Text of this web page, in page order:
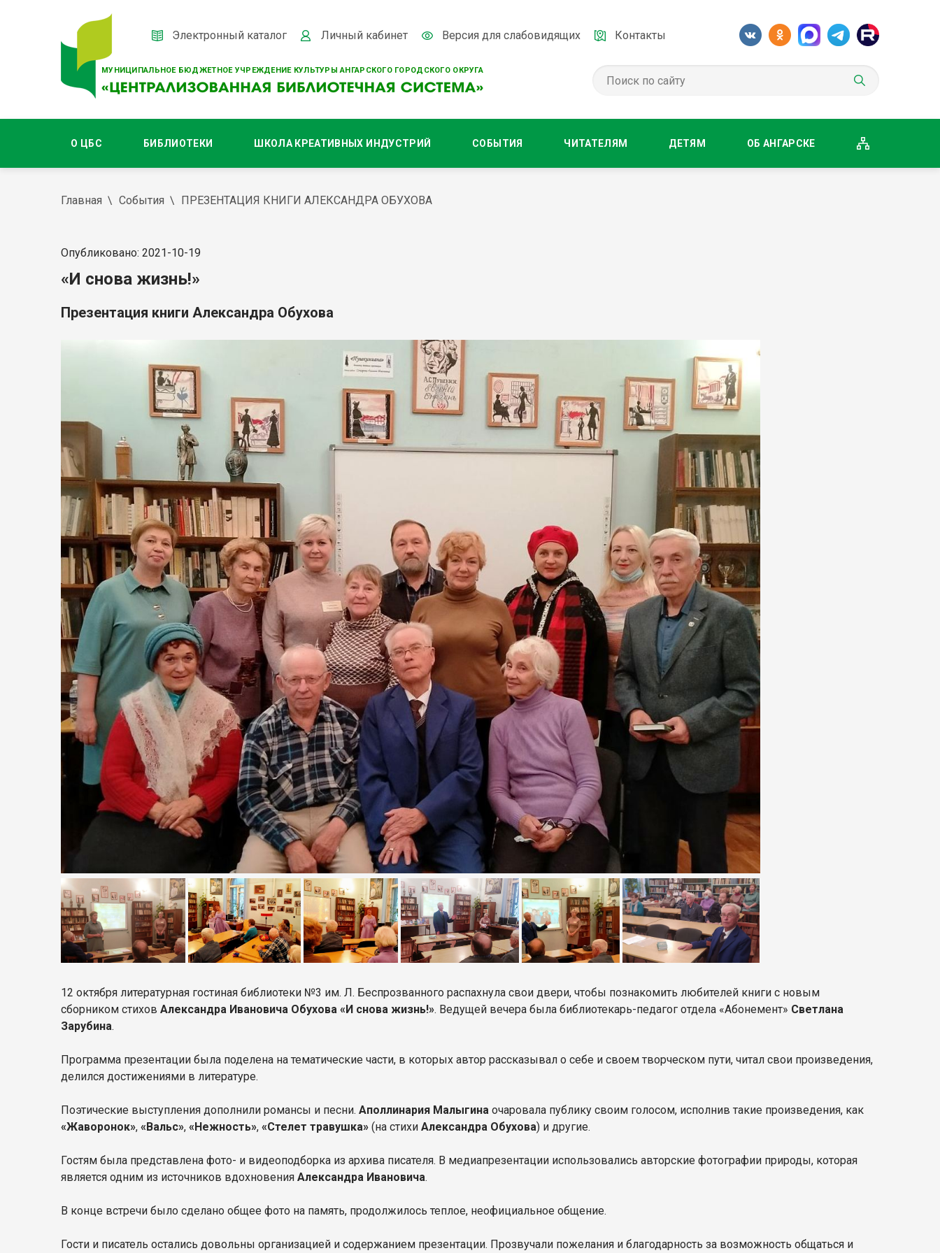
МУНИЦИПАЛЬНОЕ БЮДЖЕТНОЕ УЧРЕЖДЕНИЕ КУЛЬТУРЫ АНГАРСКОГО ГОРОДСКОГО ОКРУГА
Электронный каталог Личный кабинет Версия для слабовидящих Контакты
О ЦБС БИБЛИОТЕКИ ШКОЛА КРЕАТИВНЫХ ИНДУСТРИЙ СОБЫТИЯ ЧИТАТЕЛЯМ ДЕТЯМ ОБ АНГАРСКЕ
Главная События ПРЕЗЕНТАЦИЯ КНИГИ АЛЕКСАНДРА ОБУХОВА
Опубликовано: 2021-10-19
«И снова жизнь!»
Презентация книги Александра Обухова
12 октября литературная гостиная библиотеки №3 им. Л. Беспрозванного распахнула свои двери, чтобы познакомить любителей книги с новым
сборником стихов Александра Ивановича Обухова «И снова жизнь!». Ведущей вечера была библиотекарь-педагог отдела «Абонемент» Светлана
Зарубина.
Программа презентации была поделена на тематические части, в которых автор рассказывал о себе и своем творческом пути, читал свои произведения,
делился достижениями в литературе.
Поэтические выступления дополнили романсы и песни. Аполлинария Малыгина очаровала публику своим голосом, исполнив такие произведения, как
«Жаворонок», «Вальс», «Нежность», «Стелет травушка» (на стихи Александра Обухова) и другие.
Гостям была представлена фото- и видеоподборка из архива писателя. В медиапрезентации использовались авторские фотографии природы, которая
является одним из источников вдохновения Александра Ивановича.
В конце встречи было сделано общее фото на память, продолжилось теплое, неофициальное общение.
Гости и писатель остались довольны организацией и содержанием презентации. Прозвучали пожелания и благодарность за возможность общаться и